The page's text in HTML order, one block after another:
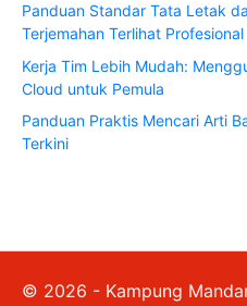
Panduan Standar Tata Letak
Terjemahan Terlihat Profesional
Kerja Tim Lebih Mudah:
Cloud untuk Pemula
Panduan Praktis Mencari Arti
Terkini
© 2026 - Kampung